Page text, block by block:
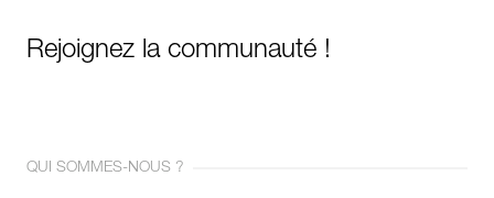
Rejoignez la communauté !
QUI SOMMES-NOUS ?